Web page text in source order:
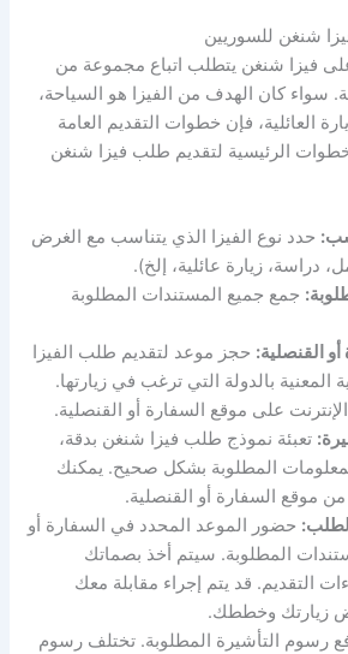
شنغن للسوريين
فيزا شنغن يتطلب اتباع مجموعة من
سواء كان الهدف من الفيزا هو السياحة،
العائلية، فإن خطوات التقديم العامة
الرئيسية لتقديم طلب فيزا شنغن
حدد نوع الفيزا الذي يتناسب مع الغرض
دراسة، زيارة عائلية، إلخ).
جمع جميع المستندات المطلوبة
القنصلية: حجز موعد لتقديم طلب الفيزا
المعنية بالدولة التي ترغب في زيارتها.
على موقع السفارة أو القنصلية.
تعبئة نموذج طلب فيزا شنغن بدقة،
المطلوبة بشكل صحيح. يمكنك
موقع السفارة أو القنصلية.
حضور الموعد المحدد في السفارة أو
المطلوبة. سيتم أخذ بصماتك
التقديم. قد يتم إجراء مقابلة معك
زيارتك وخططك.
رسوم التأشيرة المطلوبة. تختلف رسوم